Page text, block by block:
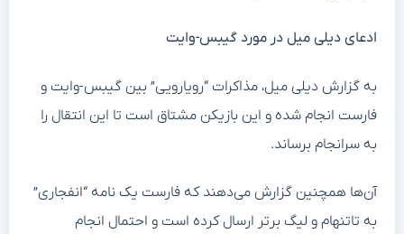
ادعای دیلی میل در مورد گیبس-وایت
به گزارش دیلی میل، مذاکرات “رویارویی” بین گیبس-وایت و
فارست انجام شده و این بازیکن مشتاق است تا این انتقال را
به سرانجام برساند.
آن‌ها همچنین گزارش می‌دهند که فارست یک نامه “انفجاری”
به تاتنهام و لیگ برتر ارسال کرده است و احتمال انجام